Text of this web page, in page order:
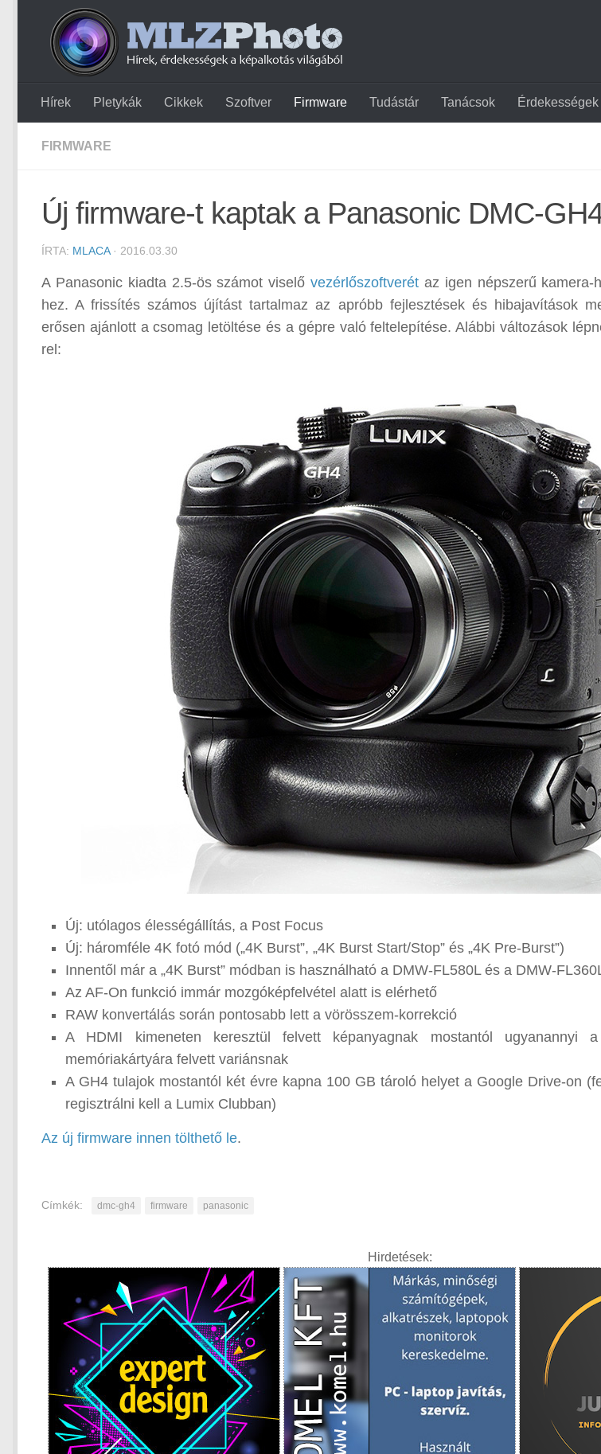
Hírek Pletykák Cikkek Szoftver Firmware Tudástár Tanácsok Érdekességek
FIRMWARE
Új firmware-t kaptak a Panasonic DMC-
ÍRTA: MLACA· 2016.03.30
A Panasonic kiadta 2.5-ös számot viselő vezérlőszoftverét az igen népszerű kamera-
hez. A frissítés számos újítást tartalmaz az apróbb fejlesztések és hibajavítások
erősen ajánlott a csomag letöltése és a gépre való feltelepítése. Alábbi változások
rel:
Új: utólagos élességállítás, a Post Focus
Új: háromféle 4K fotó mód („4K Burst”, „4K Burst Start/Stop” és „4K Pre-Burst”)
Innentől már a „4K Burst” módban is használható a DMW-FL580L és a DMW-
Az AF-On funkció immár mozgóképfelvétel alatt is elérhető
RAW konvertálás során pontosabb lett a vörösszem-korrekció
A HDMI kimeneten keresztül felvett képanyagnak mostantól
memóriakártyára felvett variánsnak
A GH4 tulajok mostantól két évre kapna 100 GB tároló helyet a Google Drive-on
regisztrálni kell a Lumix Clubban)
Az új firmware innen tölthető le.
Címkék: dmc-gh4 firmware panasonic
Hirdetések: